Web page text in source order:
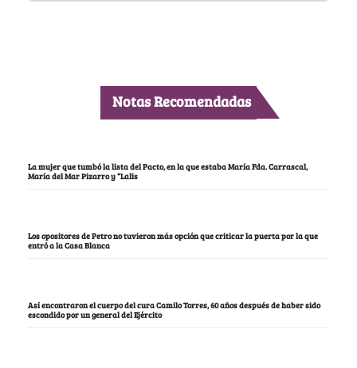
Notas Recomendadas
La mujer que tumbó la lista del Pacto, en la que estaba María Fda. Carrascal,
María del Mar Pizarro y “Lalis
Los opositores de Petro no tuvieron más opción que criticar la puerta por la que
entró a la Casa Blanca
Así encontraron el cuerpo del cura Camilo Torres, 60 años después de haber sido
escondido por un general del Ejército